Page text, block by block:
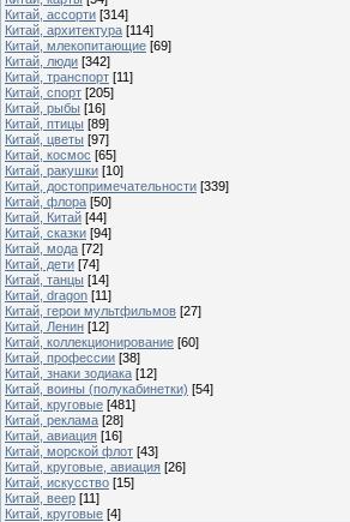
Китай, ассорти [314]
Китай, архитектура [114]
Китай, млекопитающие [69]
Китай, люди [342]
Китай, транспорт [11]
Китай, спорт [205]
Китай, рыбы [16]
Китай, птицы [89]
Китай, цветы [97]
Китай, космос [65]
Китай, ракушки [10]
Китай, достопримечательности [339]
Китай, флора [50]
Китай, Китай [44]
Китай, сказки [94]
Китай, мода [72]
Китай, дети [74]
Китай, танцы [14]
Китай, dragon [11]
Китай, герои мультфильмов [27]
Китай, Ленин [12]
Китай, коллекционирование [60]
Китай, профессии [38]
Китай, знаки зодиака [12]
Китай, воины (полукабинетки) [54]
Китай, круговые [481]
Китай, реклама [28]
Китай, авиация [16]
Китай, морской флот [43]
Китай, круговые, авиация [26]
Китай, искусство [15]
Китай, веер [11]
Китай, круговые [4]